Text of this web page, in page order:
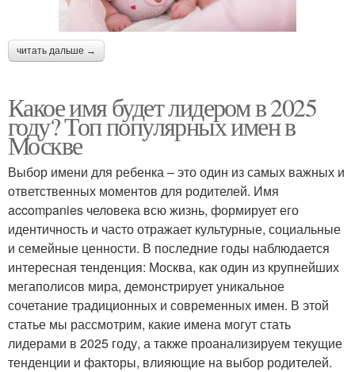
читать дальше →
Какое имя будет лидером в 2025
году? Топ популярных имен в
Москве
Выбор имени для ребенка – это один из самых важных и
ответственных моментов для родителей. Имя
accompanies человека всю жизнь, формирует его
идентичность и часто отражает культурные, социальные
и семейные ценности. В последние годы наблюдается
интересная тенденция: Москва, как один из крупнейших
мегаполисов мира, демонстрирует уникальное
сочетание традиционных и современных имен. В этой
статье мы рассмотрим, какие имена могут стать
лидерами в 2025 году, а также проанализируем текущие
тенденции и факторы, влияющие на выбор родителей.